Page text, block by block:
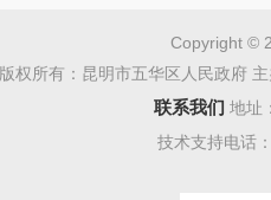
间）。
（2）
事处三
Copyright ©
版权所有：昆明市五华区人民政府
联系我们 地址
技术支持电话